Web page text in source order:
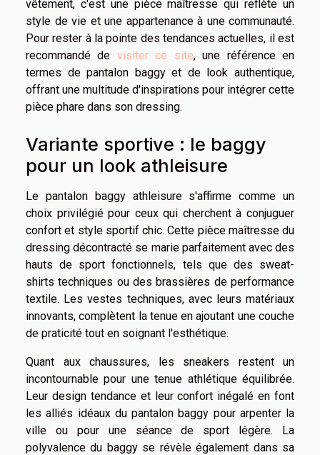
vêtement, c'est une pièce maîtresse qui reflète un
style de vie et une appartenance à une communauté.
Pour rester à la pointe des tendances actuelles, il est
recommandé de visiter ce site, une référence en
termes de pantalon baggy et de look authentique,
offrant une multitude d'inspirations pour intégrer cette
pièce phare dans son dressing.
Variante sportive : le baggy
pour un look athleisure
Le pantalon baggy athleisure s'affirme comme un
choix privilégié pour ceux qui cherchent à conjuguer
confort et style sportif chic. Cette pièce maîtresse du
dressing décontracté se marie parfaitement avec des
hauts de sport fonctionnels, tels que des sweat-
shirts techniques ou des brassières de performance
textile. Les vestes techniques, avec leurs matériaux
innovants, complètent la tenue en ajoutant une couche
de praticité tout en soignant l'esthétique.
Quant aux chaussures, les sneakers restent un
incontournable pour une tenue athlétique équilibrée.
Leur design tendance et leur confort inégalé en font
les alliés idéaux du pantalon baggy pour arpenter la
ville ou pour une séance de sport légère. La
polyvalence du baggy se révèle également dans sa